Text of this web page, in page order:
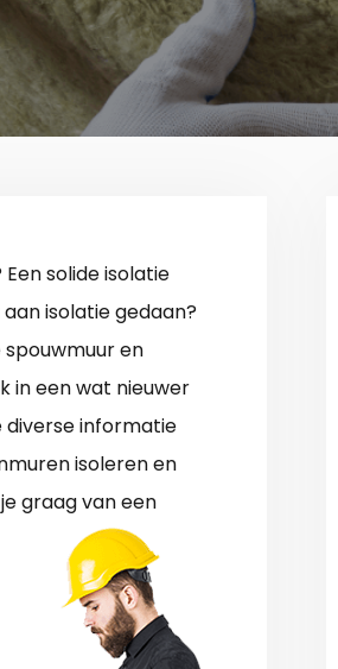
Een solide isolatie
isolatie gedaan?
en
in een wat nieuwer
diverse informatie
isoleren en
graag van een